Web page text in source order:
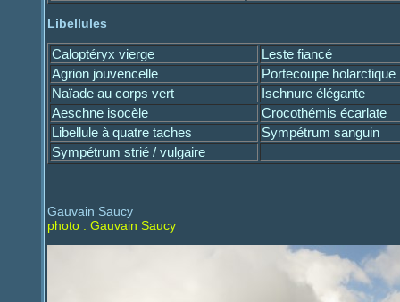
Libellules
Caloptéryx vierge
Leste fiancé
Agrion jouvencelle
Portecoupe holarctique
Naïade au corps vert
Ischnure élégante
Aeschne isocèle
Crocothémis écarlate
Libellule à quatre taches
Sympétrum sanguin
Sympétrum strié / vulgaire
Gauvain Saucy
photo : Gauvain Saucy